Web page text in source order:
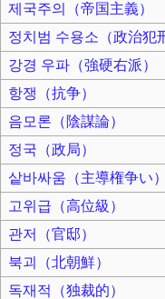
제국주의（帝国主義）
정치범 수용소（政治犯
강경 우파（強硬右派）
항쟁（抗争）
음모론（陰謀論）
정국（政局）
샅바싸움（主導権争い）
고위급（高位級）
관저（官邸）
북괴（北朝鮮）
독재적（独裁的）